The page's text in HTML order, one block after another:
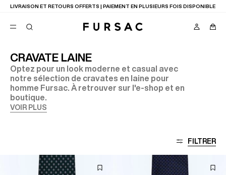
LIVRAISON ET RETOURS OFFERTS | PAIEMENT EN PLUSIEURS FOIS DISPONIBLE
CRAVATE LAINE
Optez pour un look moderne et casual avec
notre sélection de cravates en laine pour
homme Fursac. À retrouver sur l'e-shop et en
boutique.
VOIR PLUS
FILTRER
FAVORIS
COSTUMES
PANTALONS
BLOUSONS
SUGGESTIONS